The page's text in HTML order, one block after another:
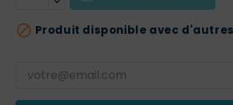
 Produit disponible avec